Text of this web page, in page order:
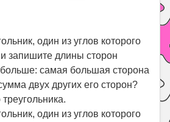
один из углов которого
запишите длины сторон
больше: самая большая сторона
двух других его сторон?
один из углов которого